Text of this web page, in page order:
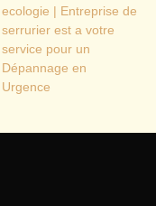
ecologie | Entreprise de
serrurier est a votre
service pour un
Dépannage en
Urgence